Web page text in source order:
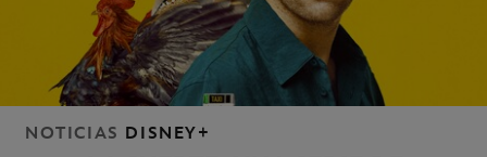
NOTICIAS DISNEY+